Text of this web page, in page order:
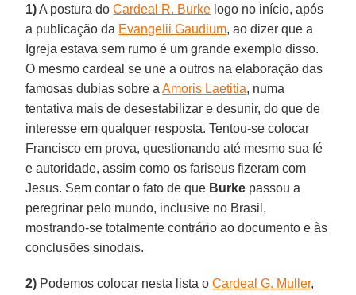
1)A postura doCardeal R. Burke logo no início, após
a publicação da Evangelii Gaudium, ao dizer que a
Igreja estava sem rumo é um grande exemplo disso.
O mesmo cardeal se une a outros na elaboração das
famosas dubias sobre aAmoris Laetitia, numa
tentativa mais de desestabilizar e desunir, do que de
interesse em qualquer resposta. Tentou-se colocar
Francisco em prova, questionando até mesmo sua fé
e autoridade, assim como os fariseus fizeram com
Jesus. Sem contar o fato de que Burke passou a
peregrinar pelo mundo, inclusive no Brasil,
mostrando-se totalmente contrário ao documento e às
conclusões sinodais.
2) Podemos colocar nesta lista oCardeal G. Muller,